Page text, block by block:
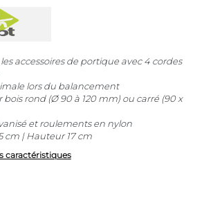
accessoires de portique avec 4 cordes
lors du balancement
bois rond (Ø 90 à 120 mm) ou carré (90 x
et roulements en nylon
cm | Hauteur 17 cm
caractéristiques